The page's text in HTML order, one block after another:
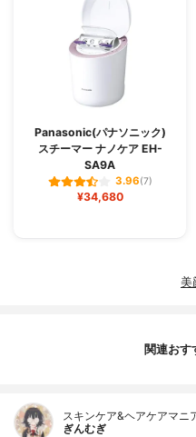
Panasonic(パナソニック)
スチーマー ナノケア EH-
SA9A
3.96(7)
¥34,680
美
関連おす
スキンケア&ヘアケアマニ
ぎんむぎ